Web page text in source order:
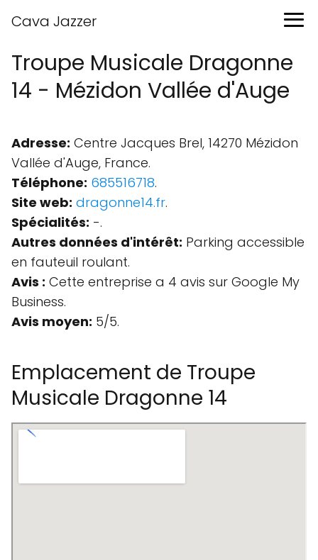
Cava Jazzer
Troupe Musicale Dragonne
14 - Mézidon Vallée d'Auge
Adresse: Centre Jacques Brel, 14270 Mézidon
Vallée d'Auge, France.
Téléphone: 685516718.
Site web: dragonne14.fr.
Spécialités: -.
Autres données d'intérêt: Parking accessible
en fauteuil roulant.
Avis : Cette entreprise a 4 avis sur Google My
Business.
Avis moyen: 5/5.
Emplacement de Troupe
Musicale Dragonne 14